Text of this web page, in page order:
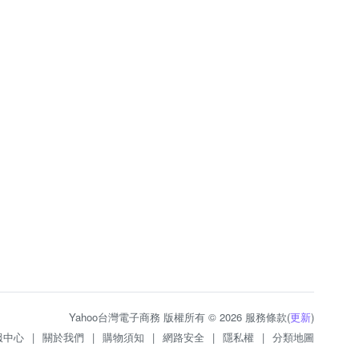
Yahoo台灣電子商務 版權所有 © 2026 服務條款(更新)
中心 | 關於我們 | 購物須知 | 網路安全 | 隱私權 | 分類地圖